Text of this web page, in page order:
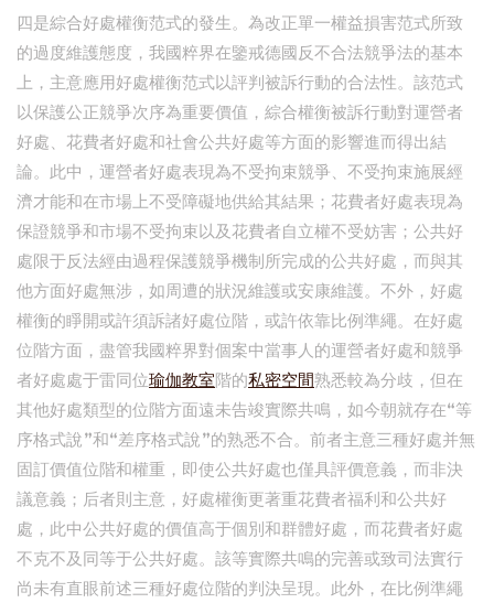
四是綜合好處權衡范式的發生。為改正單一權益損害范式所致
的過度維護態度，我國粹界在鑒戒德國反不合法競爭法的基本
上，主意應用好處權衡范式以評判被訴行動的合法性。該范式
以保護公正競爭次序為重要價值，綜合權衡被訴行動對運營者
好處、花費者好處和社會公共好處等方面的影響進而得出結
論。此中，運營者好處表現為不受拘束競爭、不受拘束施展經
濟才能和在市場上不受障礙地供給其結果；花費者好處表現為
保證競爭和市場不受拘束以及花費者自立權不受妨害；公共好
處限于反法經由過程保護競爭機制所完成的公共好處，而與其
他方面好處無涉，如周遭的狀況維護或安康維護。不外，好處
權衡的睜開或許須訴諸好處位階，或許依靠比例準繩。在好處
位階方面，盡管我國粹界對個案中當事人的運營者好處和競爭
者好處處于雷同位瑜伽教室階的私密空間熟悉較為分歧，但在
其他好處類型的位階方面遠未告竣實際共鳴，如今朝就存在“等
序格式說”和“差序格式說”的熟悉不合。前者主意三種好處并無
固訂價值位階和權重，即使公共好處也僅具評價意義，而非決
議意義；后者則主意，好處權衡更著重花費者福利和公共好
處，此中公共好處的價值高于個別和群體好處，而花費者好處
不克不及同等于公共好處。該等實際共鳴的完善或致司法實行
尚未有直眼前述三種好處位階的判決呈現。此外，在比例準繩